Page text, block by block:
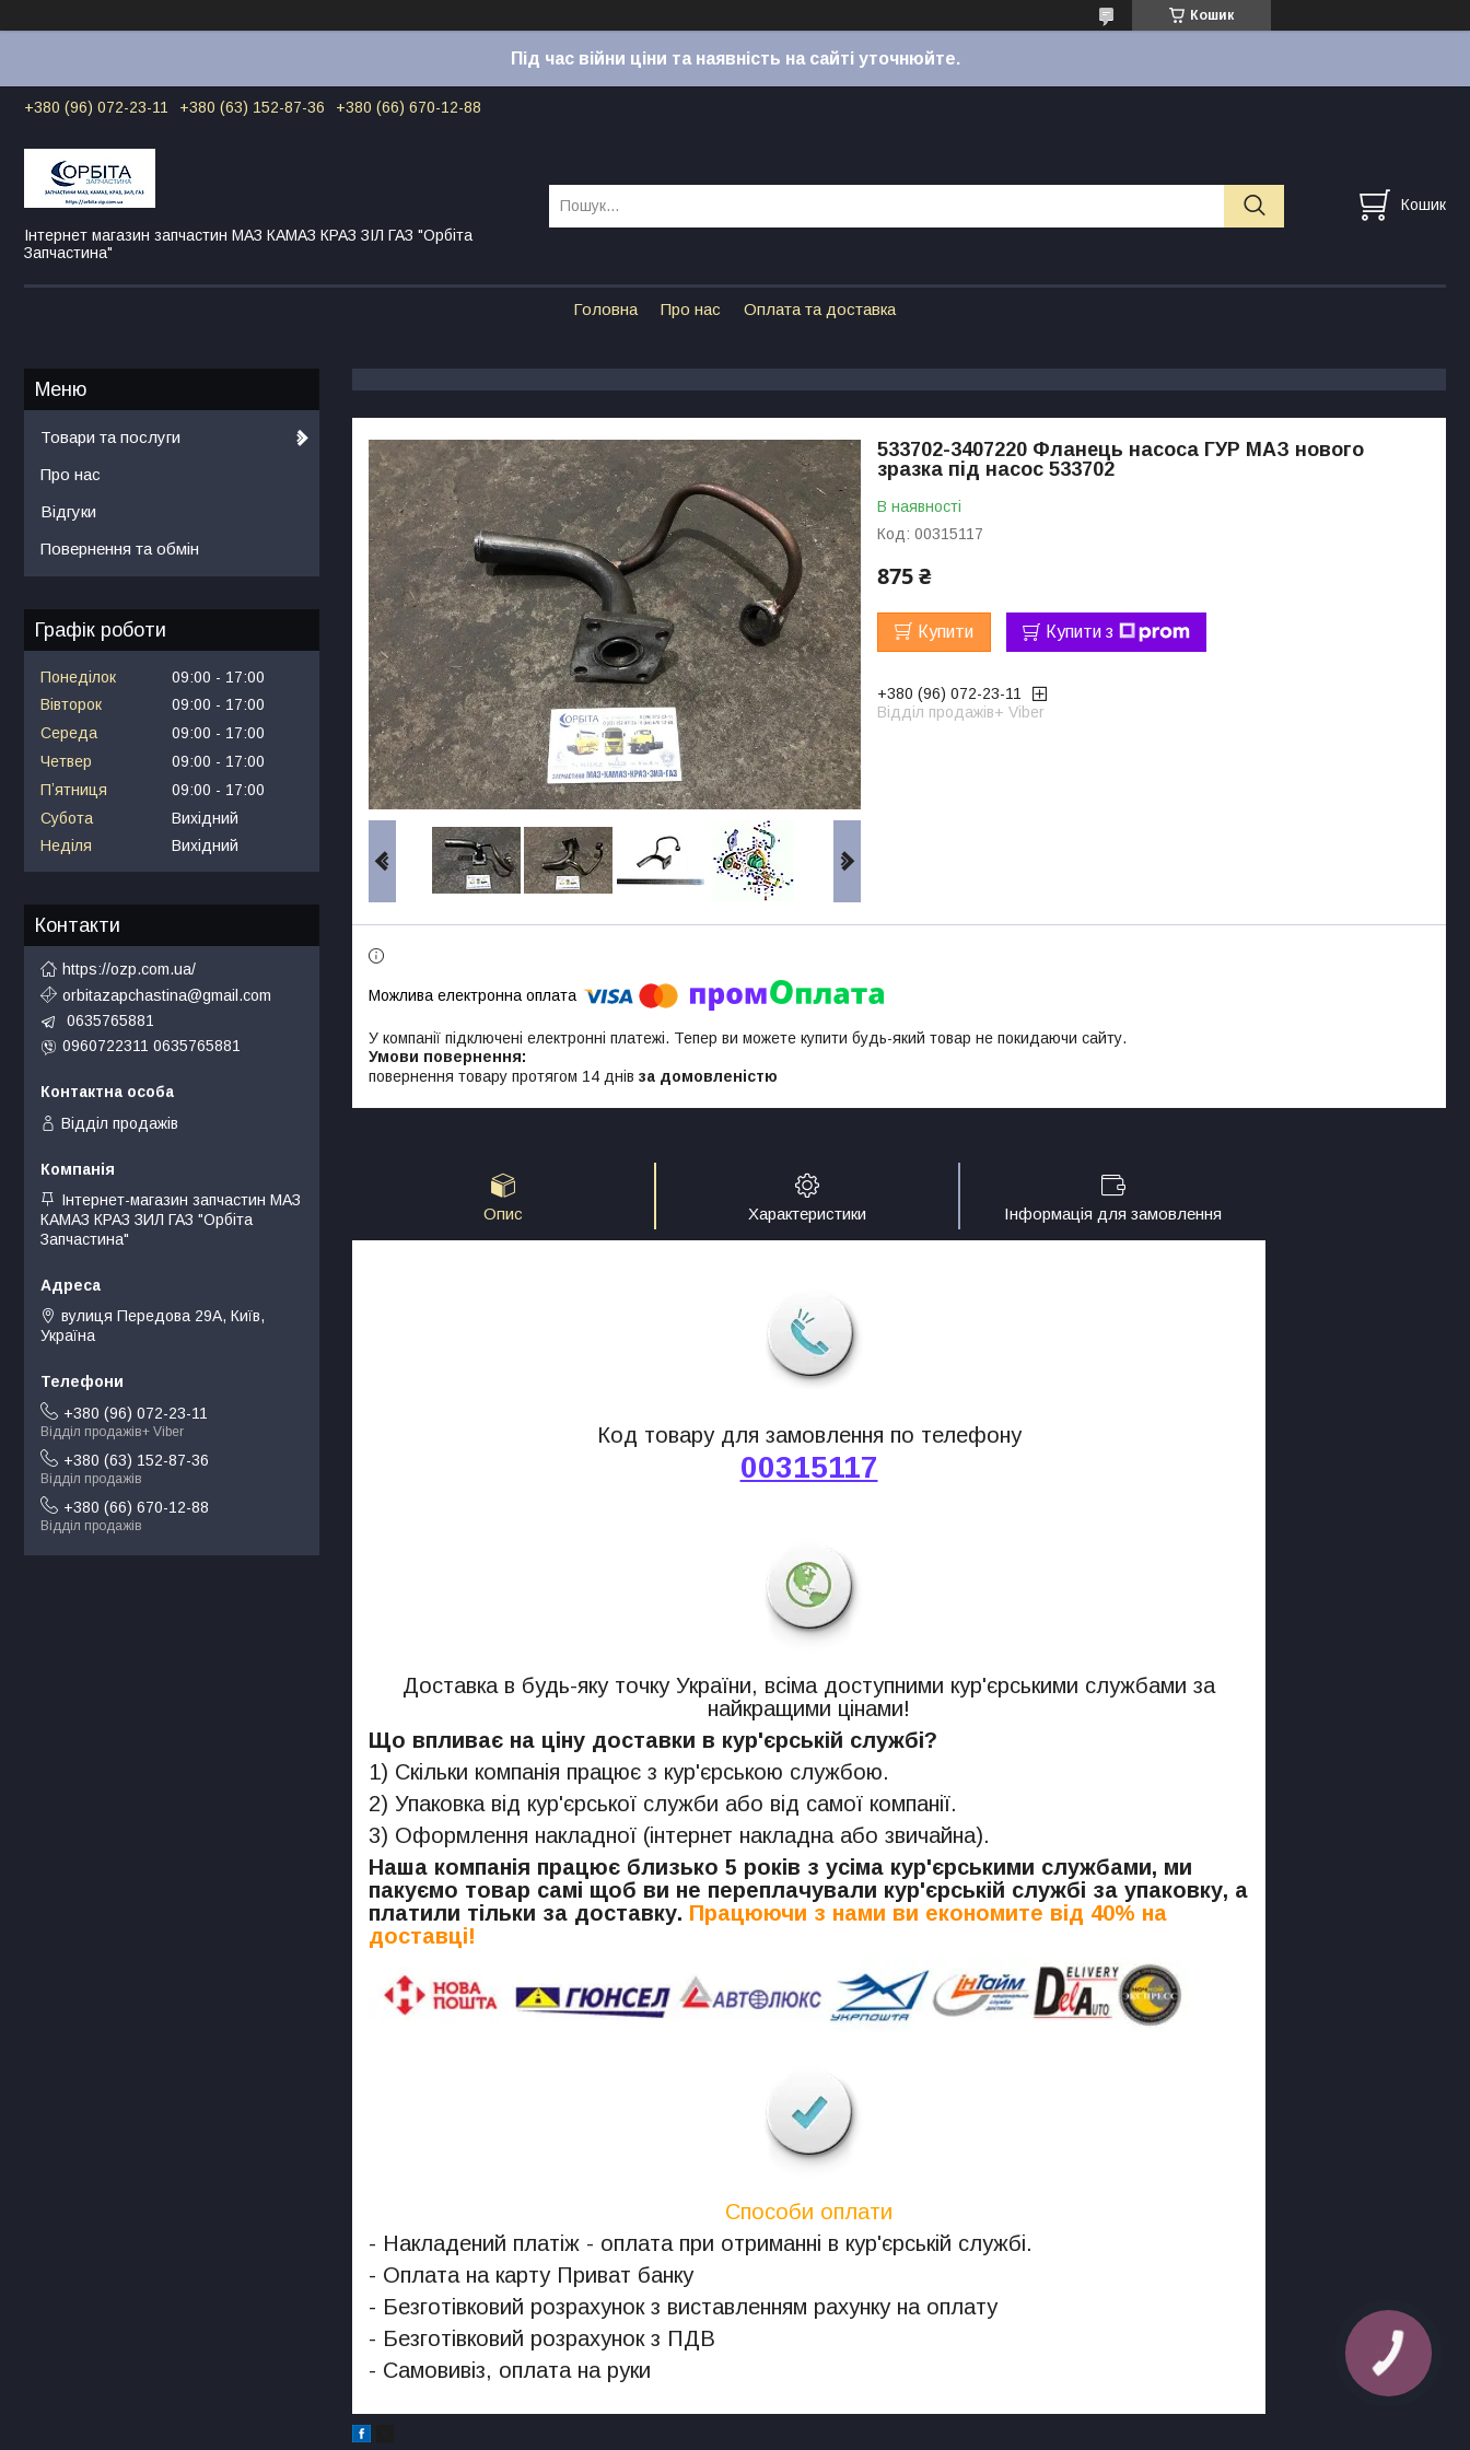
Кошик
Під час війни ціни та наявність на сайті уточнюйте.
+380 (96) 072-23-11 +380 (63) 152-87-36 +380 (66) 670-12-88
Інтернет магазин запчастин МАЗ КАМАЗ КРАЗ ЗІЛ ГАЗ "Орбіта
Запчастина"
Кошик
Головна Про нас Оплата та доставка
533702-3407220 Фланець насоса ГУР МАЗ нового
зразка під насос 533702
В наявності
Код: 00315117
875 ₴
Купити Купити з
+380 (96) 072-23-11
Відділ продажів+ Viber
У компанії підключені електронні платежі. Тепер ви можете купити будь-який товар не покидаючи сайту.
повернення товару протягом 14 днів за домовленістю
Опис Характеристики Інформація для замовлення
Код товару для замовлення по телефону
00315117
Доставка в будь-яку точку України, всіма доступними кур'єрськими службами за
найкращими цінами!
Що впливає на ціну доставки в кур'єрській службі?
1) Скільки компанія працює з кур'єрською службою.
2) Упаковка від кур'єрської служби або від самої компанії.
3) Оформлення накладної (інтернет накладна або звичайна).
Наша компанія працює близько 5 років з усіма кур'єрськими службами, ми
пакуємо товар самі щоб ви не переплачували кур'єрській службі за упаковку, а
платили тільки за доставку. Працюючи з нами ви економите від 40% на
доставці!
Способи оплати
- Накладений платіж - оплата при отриманні в кур'єрській службі.
- Оплата на карту Приват банку
- Безготівковий розрахунок з виставленням рахунку на оплату
- Безготівковий розрахунок з ПДВ
- Самовивіз, оплата на руки
Товари та послуги
Про нас
Відгуки
Повернення та обмін
Графік роботи
Понеділок 09:00
17:00
Вівторок
09:00
17:00
Середа
09:00
17:00
Четвер
09:00
17:00
Пʼятниця
09:00
17:00
Субота
Вихідний
Неділя
Вихідний
Контакти
https://ozp.com.ua/
orbitazapchastina@gmail.com
0635765881
0960722311 0635765881
Відділ продажів
Інтернет-магазин запчастин МАЗ
КАМАЗ КРАЗ ЗИЛ ГАЗ "Орбіта
Запчастина"
вулиця Передова 29А, Київ,
Україна
+380 (96) 072-23-11
Відділ продажів+ Viber
+380 (63) 152-87-36
Відділ продажів
+380 (66) 670-12-88
Відділ продажів